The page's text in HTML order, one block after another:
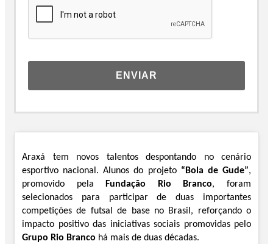
ENVIAR
Araxá tem novos talentos despontando no cenário
esportivo nacional. Alunos do projeto “Bola de Gude”,
promovido pela
Fundação Rio Branco, foram
selecionados para participar de duas importantes
competições de futsal de base no Brasil, reforçando o
impacto positivo das iniciativas sociais promovidas pelo
Grupo Rio Branco há mais de duas décadas.